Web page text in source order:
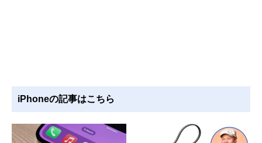
iPhoneの記事はこちら